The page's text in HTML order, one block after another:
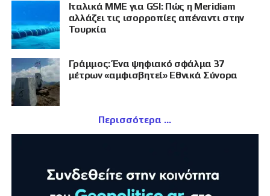
Ιταλικά ΜΜΕ για GSI: Πώς η Meridiam
αλλάζει τις ισορροπίες απέναντι στην
Τουρκία
Γράμμος: Ένα ψηφιακό σφάλμα 37
μέτρων «αμφισβητεί» Εθνικά Σύνορα
Περισσότερα